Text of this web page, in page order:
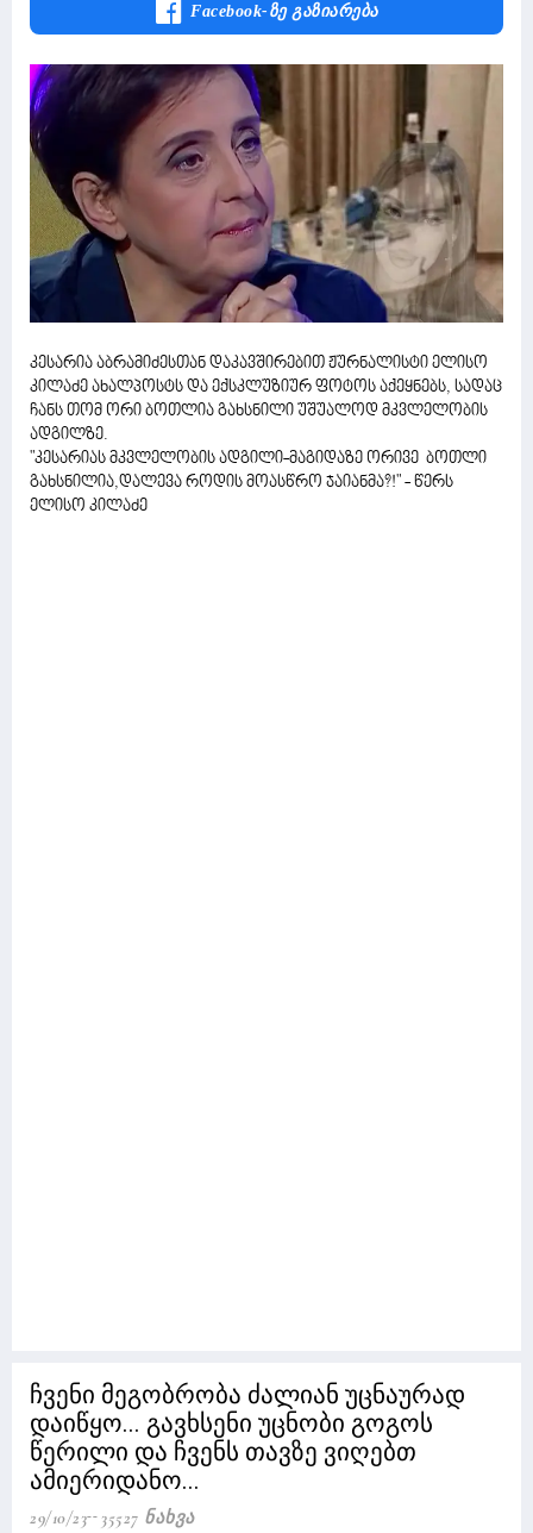
Facebook-Ზე Გაზიარება
კესარია აბრამიძესთან დაკავშირებით ჟურნალისტი ელისო
კილაძე ახალპოსტს და ექსკლუზიურ ფოტოს აქეყნებს, სადაც
ჩანს თომ ორი ბოთლია გახსნილი უშუალოდ მკვლელობის
ადგილზე.
"კესარიას მკვლელობის ადგილი-მაგიდაზე ორივე ბოთლი
გახსნილია,დალევა როდის მოასწრო ჯაიანმა?!" - წერს
ელისო კილაძე
ჩვენი მეგობრობა ძალიან უცნაურად
დაიწყო... გავხსენი უცნობი გოგოს
წერილი და ჩვენს თავზე ვიღებთ
ამიერიდანო...
29/10/23 35527 Ნახვა